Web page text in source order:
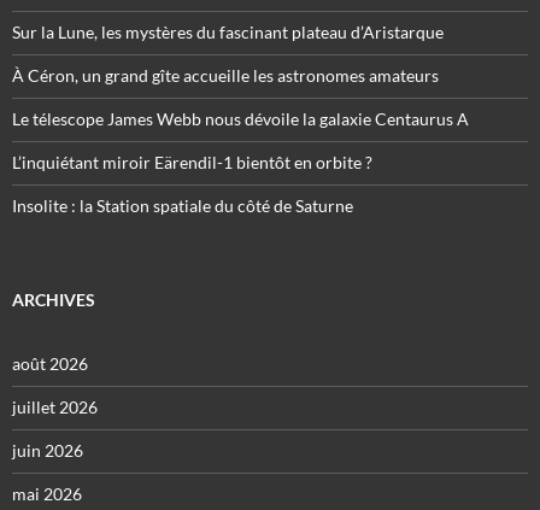
Sur la Lune, les mystères du fascinant plateau d’Aristarque
À Céron, un grand gîte accueille les astronomes amateurs
Le télescope James Webb nous dévoile la galaxie Centaurus A
L’inquiétant miroir Eärendil-1 bientôt en orbite ?
Insolite : la Station spatiale du côté de Saturne
ARCHIVES
août 2026
juillet 2026
juin 2026
mai 2026